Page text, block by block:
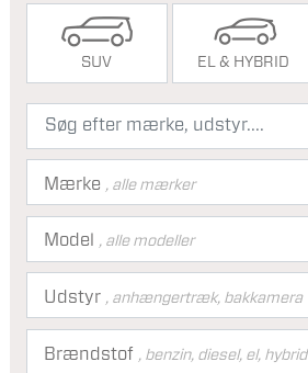
SUV EL & HYBRID
Mærke , alle mærker
Model , alle modeller
Brændstof , benzin, diesel, el, hybrid
Udstyr , anhængertræk, bakkamera